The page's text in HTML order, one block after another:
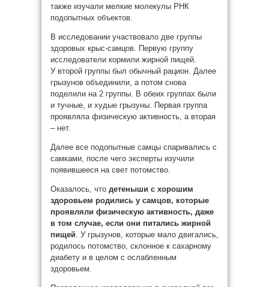
также изучали мелкие молекулы РНК
подопытных объектов.
В исследовании участвовало две группы
здоровых крыс-самцов. Первую группу
исследователи кормили жирной пищей.
У второй группы был обычный рацион. Далее
грызунов объединили, а потом снова
поделили на 2 группы. В обеих группах были
и тучные, и худые грызуны. Первая группа
проявляла физическую активность, а вторая
– нет.
Далее все подопытные самцы спаривались с
самками, после чего эксперты изучили
появившееся на свет потомство.
Оказалось, что детеныши с хорошим
здоровьем родились у самцов, которые
проявляли физическую активность, даже
в том случае, если они питались жирной
пищей. У грызунов, которые мало двигались,
родилось потомство, склонное к сахарному
диабету и в целом с ослабленным
здоровьем.